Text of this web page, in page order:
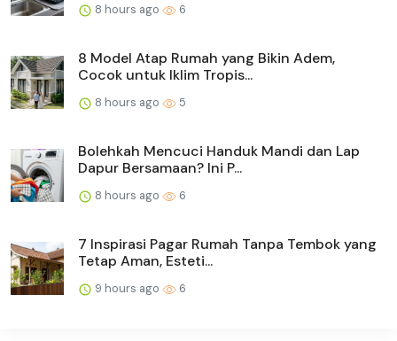
8 hours ago 6
8 Model Atap Rumah yang Bikin Adem,
Cocok untuk Iklim Tropis...
8 hours ago 5
Bolehkah Mencuci Handuk Mandi dan Lap
Dapur Bersamaan? Ini P...
8 hours ago 6
7 Inspirasi Pagar Rumah Tanpa Tembok yang
Tetap Aman, Esteti...
9 hours ago 6